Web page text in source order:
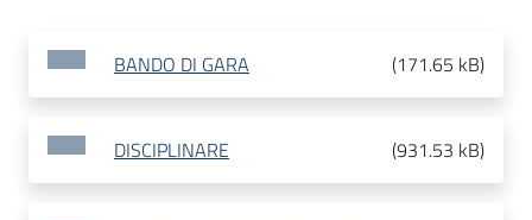
BANDO DI GARA (171.65 kB)
DISCIPLINARE (931.53 kB)